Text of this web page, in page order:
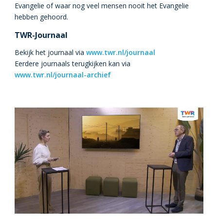
Evangelie of waar nog veel mensen nooit het Evangelie
hebben gehoord.
TWR-Journaal
Bekijk het journaal via www.twr.nl/journaal
Eerdere journaals terugkijken kan via
www.twr.nl/journaal-archief